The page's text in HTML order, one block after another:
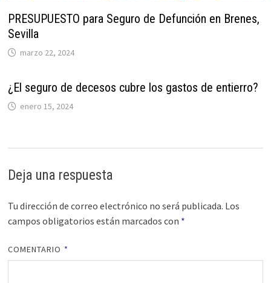
PRESUPUESTO para Seguro de Defunción en Brenes,
Sevilla
marzo 22, 2024
¿El seguro de decesos cubre los gastos de entierro?
enero 15, 2024
Deja una respuesta
Tu dirección de correo electrónico no será publicada. Los
campos obligatorios están marcados con *
COMENTARIO *